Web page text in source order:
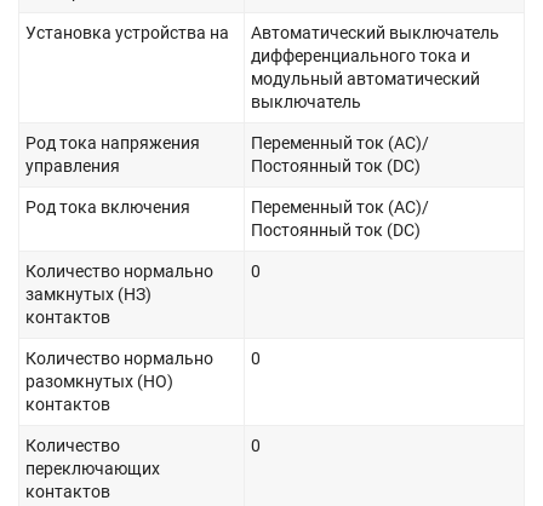
Установка устройства на
Автоматический выключатель
дифференциального тока и
модульный автоматический
выключатель
Род тока напряжения
управления
Переменный ток (AC)/
Постоянный ток (DC)
Род тока включения
Переменный ток (AC)/
Постоянный ток (DC)
Количество нормально
замкнутых (НЗ)
контактов
0
Количество нормально
разомкнутых (НО)
контактов
0
Количество
переключающих
контактов
0